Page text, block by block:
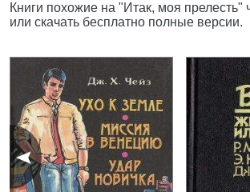
Книги похожие на "Итак, моя прелесть"
или скачать бесплатно полные версии.